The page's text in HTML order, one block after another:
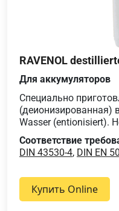
RAVENOL
Для аккумуляторов
Специально
(деионизированная)
Wasser (entionisiert).
Соответствие
DIN 43530-4, DIN EN
Купить Online